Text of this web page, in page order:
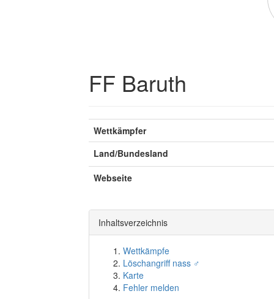
FF Baruth
Wettkämpfer
Land/Bundesland
Webseite
Inhaltsverzeichnis
Wettkämpfe
Löschangriff nass ♂
Karte
Fehler melden